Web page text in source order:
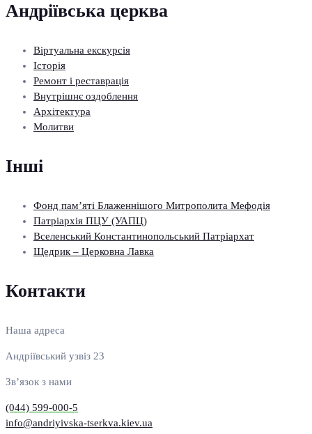
Андріївська церква
Віртуальна екскурсія
Історія
Ремонт і реставрація
Внутрішнє оздоблення
Архітектура
Молитви
Інші
Фонд пам’яті Блаженнішого Митрополита Мефодія
Патріархія ПЦУ (УАПЦ)
Вселенський Константинопольський Патріархат
Щедрик – Церковна Лавка
Контакти
Наша адреса
Андріївський узвіз 23
Зв’язок з нами
(044) 599-000-5
info@andriyivska-tserkva.kiev.ua